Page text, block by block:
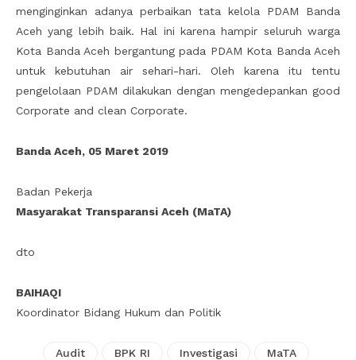
menginginkan adanya perbaikan tata kelola PDAM Banda
Aceh yang lebih baik. Hal ini karena hampir seluruh warga
Kota Banda Aceh bergantung pada PDAM Kota Banda Aceh
untuk kebutuhan air sehari-hari. Oleh karena itu tentu
pengelolaan PDAM dilakukan dengan mengedepankan good
Corporate and clean Corporate.
Banda Aceh, 05 Maret 2019
Badan Pekerja
Masyarakat Transparansi Aceh (MaTA)
dto
BAIHAQI
Koordinator Bidang Hukum dan Politik
Audit BPK RI Investigasi MaTA